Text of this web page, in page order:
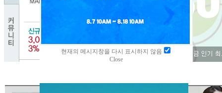
현재의 메시지창을 다시 표시하지 않음
Close